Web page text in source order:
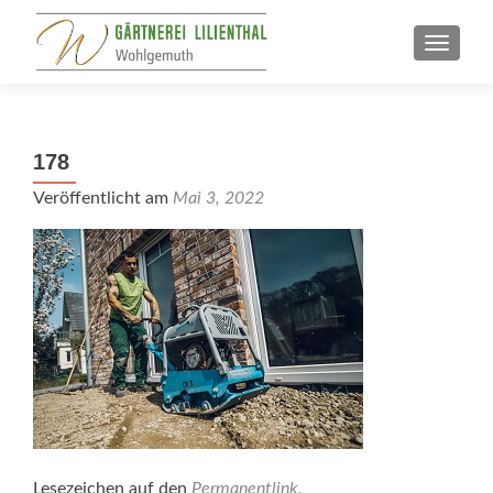
178
Veröffentlicht am Mai 3, 2022
Lesezeichen auf den Permanentlink.